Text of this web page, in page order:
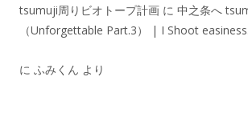
tsumuji周りビオトープ計画 に 中之条へ
（Unforgettable Part.3） | I Shoot easiness.
に ふみくん より